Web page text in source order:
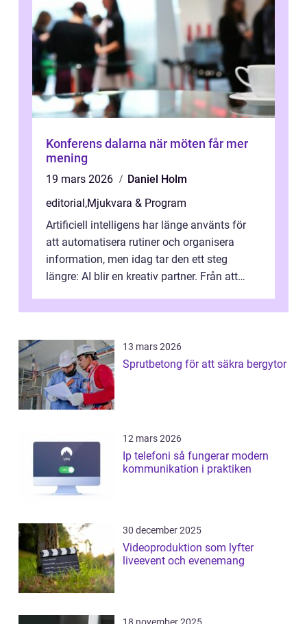
Konferens dalarna när möten får mer
mening
19 mars 2026
Daniel Holm
editorial ,Mjukvara & Program
Artificiell intelligens har länge använts för
att automatisera rutiner och organisera
information, men idag tar den ett steg
längre: AI blir en kreativ partner. Från att
13 mars 2026
Sprutbetong för att säkra bergytor
12 mars 2026
Ip telefoni så fungerar modern
kommunikation i praktiken
30 december 2025
Videoproduktion som lyfter
liveevent och evenemang